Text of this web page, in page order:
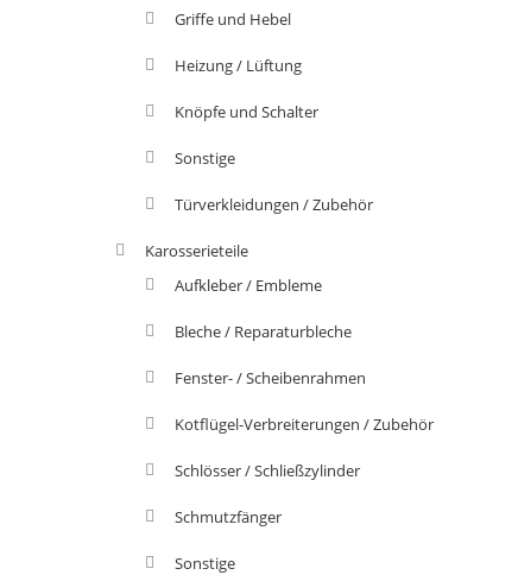
Griffe und Hebel
Heizung / Lüftung
Knöpfe und Schalter
Sonstige
Türverkleidungen / Zubehör
Karosserieteile
Aufkleber / Embleme
Bleche / Reparaturbleche
Fenster- / Scheibenrahmen
Kotflügel-Verbreiterungen / Zubehör
Schlösser / Schließzylinder
Schmutzfänger
Sonstige